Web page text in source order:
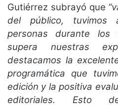
Gutiérrez subrayó que
del público, tuvimos
personas durante
supera nuestras
destacamos la
programática que
edición y la positiva
editoriales. Esto